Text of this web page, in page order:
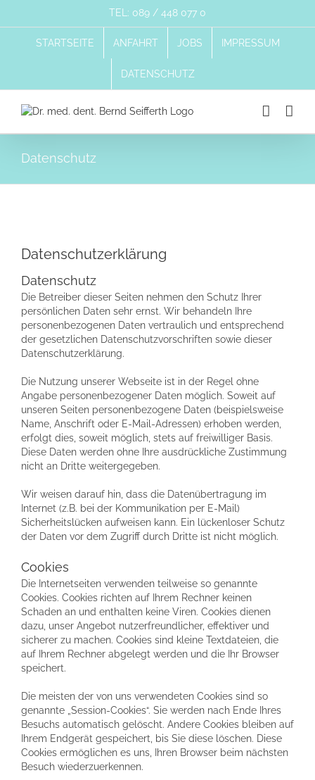
TEL: 089 / 448 077 0
STARTSEITE ANFAHRT JOBS IMPRESSUM
DATENSCHUTZ
Datenschutz
Datenschutzerklärung
Datenschutz
Die Betreiber dieser Seiten nehmen den Schutz Ihrer
persönlichen Daten sehr ernst. Wir behandeln Ihre
personenbezogenen Daten vertraulich und entsprechend
der gesetzlichen Datenschutzvorschriften sowie dieser
Datenschutzerklärung.
Die Nutzung unserer Webseite ist in der Regel ohne
Angabe personenbezogener Daten möglich. Soweit auf
unseren Seiten personenbezogene Daten (beispielsweise
Name, Anschrift oder E-Mail-Adressen) erhoben werden,
erfolgt dies, soweit möglich, stets auf freiwilliger Basis.
Diese Daten werden ohne Ihre ausdrückliche Zustimmung
nicht an Dritte weitergegeben.
Wir weisen darauf hin, dass die Datenübertragung im
Internet (z.B. bei der Kommunikation per E-Mail)
Sicherheitslücken aufweisen kann. Ein lückenloser Schutz
der Daten vor dem Zugriff durch Dritte ist nicht möglich.
Cookies
Die Internetseiten verwenden teilweise so genannte
Cookies. Cookies richten auf Ihrem Rechner keinen
Schaden an und enthalten keine Viren. Cookies dienen
dazu, unser Angebot nutzerfreundlicher, effektiver und
sicherer zu machen. Cookies sind kleine Textdateien, die
auf Ihrem Rechner abgelegt werden und die Ihr Browser
speichert.
Die meisten der von uns verwendeten Cookies sind so
genannte „Session-Cookies“. Sie werden nach Ende Ihres
Besuchs automatisch gelöscht. Andere Cookies bleiben auf
Ihrem Endgerät gespeichert, bis Sie diese löschen. Diese
Cookies ermöglichen es uns, Ihren Browser beim nächsten
Besuch wiederzuerkennen.